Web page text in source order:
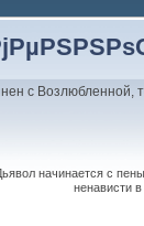
с Возлюбленной,
начинается с
ненависти